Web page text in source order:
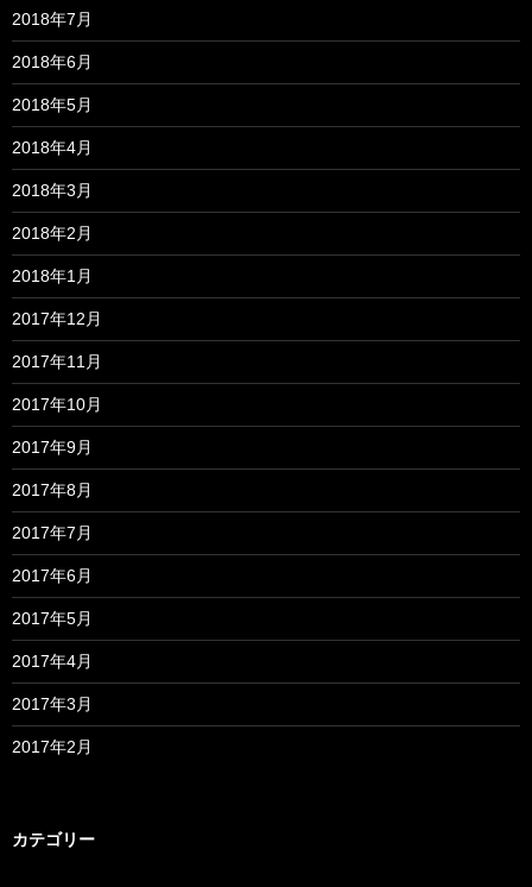
2018年7月
2018年6月
2018年5月
2018年4月
2018年3月
2018年2月
2018年1月
2017年12月
2017年11月
2017年10月
2017年9月
2017年8月
2017年7月
2017年6月
2017年5月
2017年4月
2017年3月
2017年2月
カテゴリー